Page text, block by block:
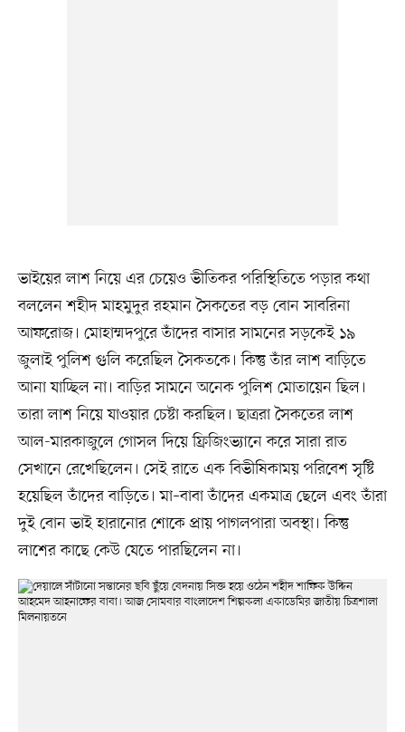
ভাইয়ের লাশ নিয়ে এর চেয়েও ভীতিকর পরিস্থিতিতে পড়ার কথা
বললেন শহীদ মাহমুদুর রহমান সৈকতের বড় বোন সাবরিনা
আফরোজ। মোহাম্মদপুরে তাঁদের বাসার সামনের সড়কেই ১৯
জুলাই পুলিশ গুলি করেছিল সৈকতকে। কিন্তু তাঁর লাশ বাড়িতে
আনা যাচ্ছিল না। বাড়ির সামনে অনেক পুলিশ মোতায়েন ছিল।
তারা লাশ নিয়ে যাওয়ার চেষ্টা করছিল। ছাত্ররা সৈকতের লাশ
আল-মারকাজুলে গোসল দিয়ে ফ্রিজিংভ্যানে করে সারা রাত
সেখানে রেখেছিলেন। সেই রাতে এক বিভীষিকাময় পরিবেশ সৃষ্টি
হয়েছিল তাঁদের বাড়িতে। মা–বাবা তাঁদের একমাত্র ছেলে এবং তাঁরা
দুই বোন ভাই হারানোর শোকে প্রায় পাগলপারা অবস্থা। কিন্তু
লাশের কাছে কেউ যেতে পারছিলেন না।